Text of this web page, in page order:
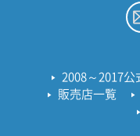
2008～2017公
販売店一覧